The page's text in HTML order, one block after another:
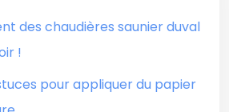
des chaudières saunier duval
!
pour appliquer du papier